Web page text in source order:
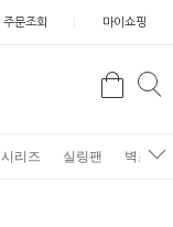
주문조회 마이쇼핑
검
시리즈 실링팬 벽조명